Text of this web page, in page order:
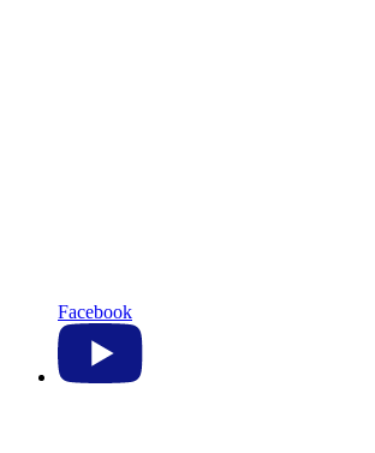
Facebook